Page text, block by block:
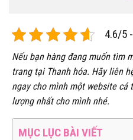
4.6/5
Nếu bạn hàng đang muốn tìm
trang tại Thanh hóa. Hãy liên
ngay cho mình một website
lượng nhất cho mình nhé.
MỤC LỤC BÀI VIẾT